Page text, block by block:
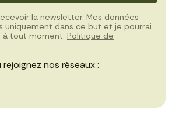
la newsletter. Mes données
uniquement dans ce but et je pourrai
à tout moment. Politique de
rejoignez nos réseaux :